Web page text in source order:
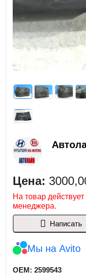
Цена:
На товар
менеджера.
Написать
Мы на Avito
OEM: 2599543